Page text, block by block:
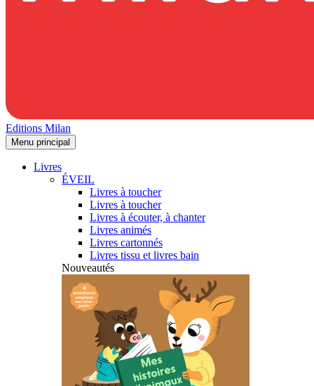
Editions Milan
Menu principal
Livres
ÉVEIL
Livres à toucher
Livres à toucher
Livres à écouter, à chanter
Livres animés
Livres cartonnés
Livres tissu et livres bain
Nouveautés